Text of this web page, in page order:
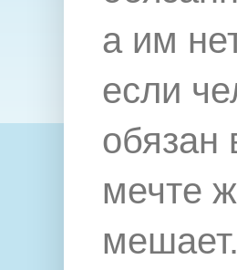
а им
если
обязан
мечте